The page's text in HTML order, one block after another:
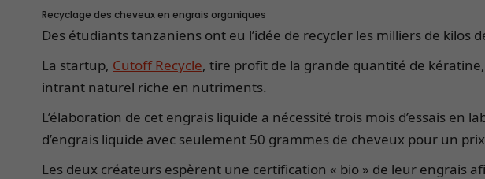
Recyclage des cheveux en engrais organiques
Des étudiants tanzaniens ont eu l’idée de recycler les milliers de
La startup, Cutoff Recycle, tire profit de la grande quantité de
intrant naturel riche en nutriments.
L’élaboration de cet engrais liquide a nécessité trois mois d’essais
d’engrais liquide avec seulement 50 grammes de cheveux pour un
Les deux créateurs espèrent une certification « bio » de leur engrais